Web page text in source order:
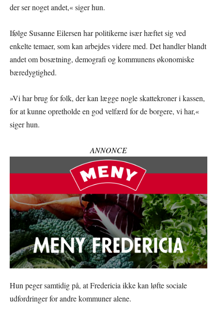
der ser noget andet,« siger hun.
Ifølge Susanne Eilersen har politikerne især hæftet sig ved
enkelte temaer, som kan arbejdes videre med. Det handler blandt
andet om bosætning, demografi og kommunens økonomiske
bæredygtighed.
»Vi har brug for folk, der kan lægge nogle skattekroner i kassen,
for at kunne opretholde en god velfærd for de borgere, vi har,«
siger hun.
ANNONCE
Hun peger samtidig på, at Fredericia ikke kan løfte sociale
udfordringer for andre kommuner alene.